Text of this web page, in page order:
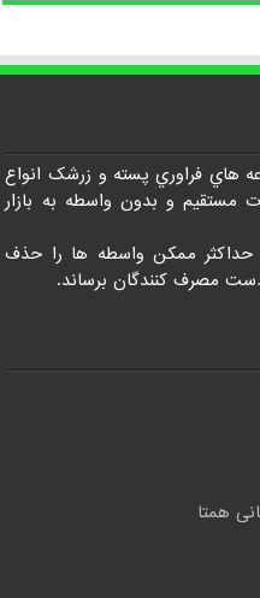
هاي فراوري پسته و زرشک انواع
و بدون واسطه به بازار
ممکن واسطه ها را حذف
مصرف کنندگان برساند.
همتا